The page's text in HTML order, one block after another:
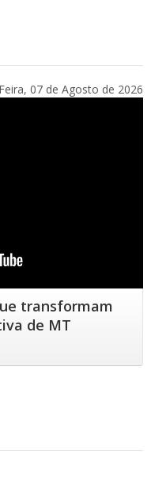
07 de Agosto de 2026
transformam
de MT